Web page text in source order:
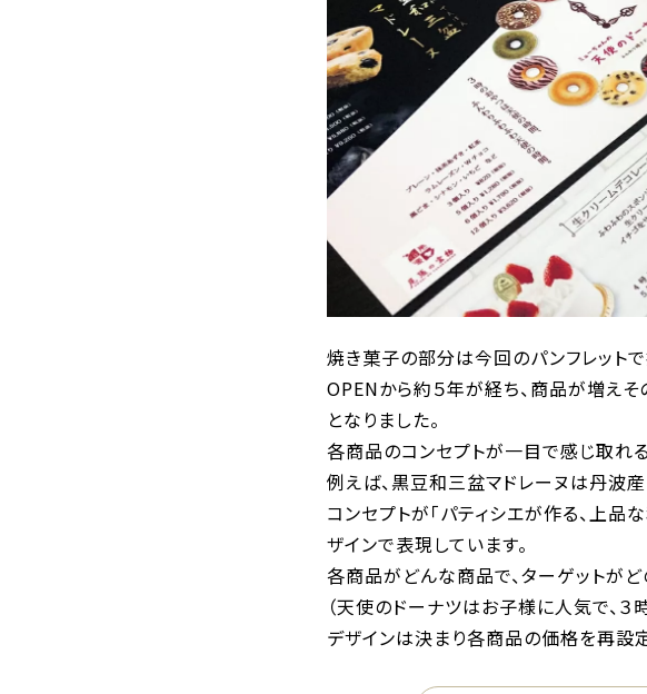
焼き菓子の部分は今回のパンフレット
OPENから約５年が経ち、商品が増えそ
となりました。
各商品のコンセプトが一目で感じ取れる
例えば、黒豆和三盆マドレーヌは丹波
コンセプトが「パティシエが作る、上
ザインで表現しています。
各商品がどんな商品で、ターゲットが
（天使のドーナツはお子様に人気で、３
デザインは決まり各商品の価格を再設定